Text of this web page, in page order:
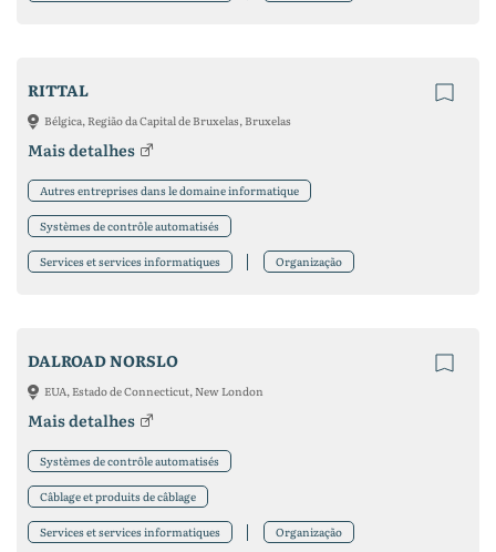
RITTAL
Bélgica, Região da Capital de Bruxelas, Bruxelas
Mais detalhes
Autres entreprises dans le domaine informatique
Systèmes de contrôle automatisés
Services et services informatiques Organização
DALROAD NORSLO
EUA, Estado de Connecticut, New London
Mais detalhes
Systèmes de contrôle automatisés
Câblage et produits de câblage
Services et services informatiques Organização